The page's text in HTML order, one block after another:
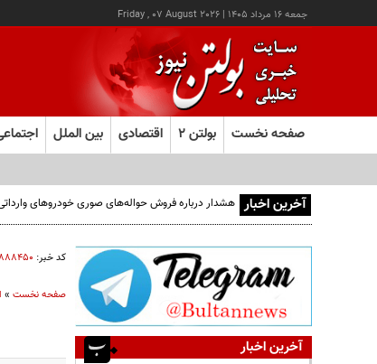
جمعه ۱۶ مرداد ۱۴۰۵ |
Friday , 07 August 2026
صفحه نخست بولتن ۲ اقتصادی بین الملل
آخرین اخبار هشدار درباره فروش حواله‌های صوری خودروهای
کد خبر:
صفحه نخست»
آخرین اخبار